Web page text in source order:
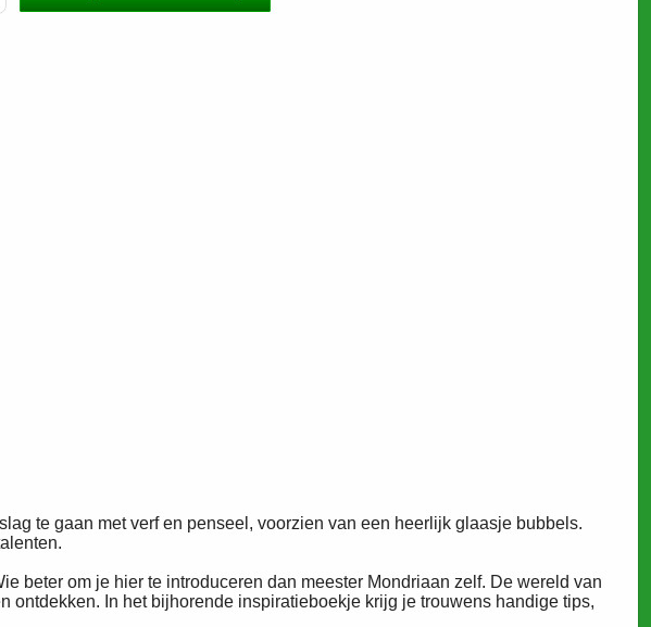
te gaan met verf en penseel, voorzien van een heerlijk glaasje bubbels.
beter om je hier te introduceren dan meester Mondriaan zelf. De wereld van
In het bijhorende inspiratieboekje krijg je trouwens handige tips,